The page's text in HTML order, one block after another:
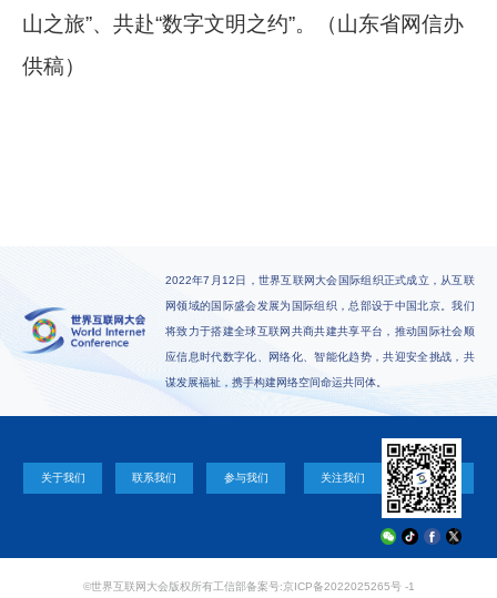
山之旅”、共赴“数字文明之约”。（山东省网信办
供稿）
2022年7月12日，世界互联网大会国际组织正式成立，从互联
网领域的国际盛会发展为国际组织，总部设于中国北京。我们
将致力于搭建全球互联网共商共建共享平台，推动国际社会顺
应信息时代数字化、网络化、智能化趋势，共迎安全挑战，共
谋发展福祉，携手构建网络空间命运共同体。
关于我们 联系我们 参与我们 关注我们
©世界互联网大会版权所有工信部备案号:京ICP备2022025265号 -1